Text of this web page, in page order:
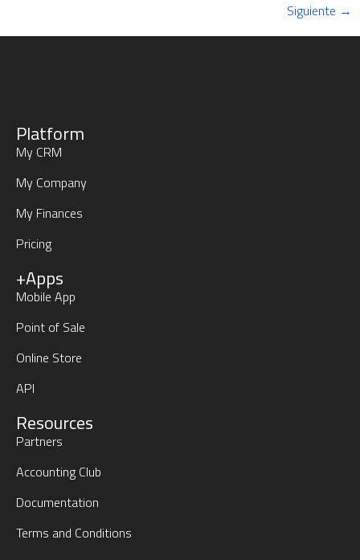
Siguiente →
Platform
My CRM
My Company
My Finances
Pricing
+Apps
Mobile App
Point of Sale
Online Store
API
Resources
Partners
Accounting Club
Documentation
Terms and Conditions